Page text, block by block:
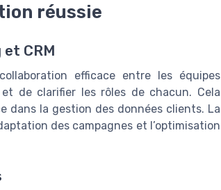
réussie
CRM
efficace entre les équipes
de clarifier les rôles de chacun. Cela
dans la gestion des données clients. La
des campagnes et l’optimisation